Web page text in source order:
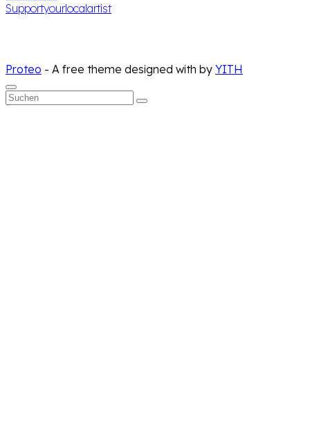
Supportyourlocalartist
Proteo - A free theme designed with by YITH